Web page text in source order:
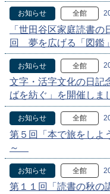
お知らせ 全館
「世田谷区家庭読書
回 夢を広げる「図鑑
お知らせ 全館
文字・活字文化の日記
ばを紡ぐ」を開催しま
お知らせ 全館
第５回「本で旅をしよ
～
お知らせ 全館
第１１回「読書の秋の